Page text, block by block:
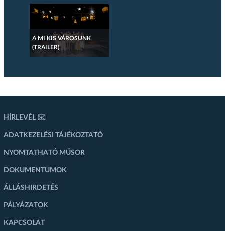
A MI KIS VÁROSUNK
(TRAILER)
HÍRLEVÉL ✉️
ADATKEZELÉSI TÁJÉKOZTATÓ
NYOMTATHATÓ MŰSOR
DOKUMENTUMOK
ÁLLÁSHIRDETÉS
PÁLYÁZATOK
KAPCSOLAT